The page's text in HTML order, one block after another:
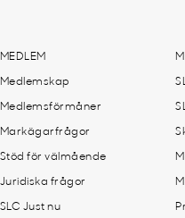
MEDLEM
Medlemskap
Medlemsförmåner
Markägarfrågor
Stöd för välmående
Juridiska frågor
SLC Just nu